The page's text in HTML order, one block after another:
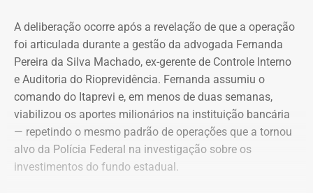
Declaração de bens de Alex Melim em 2026 — Foto:
Reprodução/Divulgacand
A deliberação ocorre após a revelação de que a operação
foi articulada durante a gestão da advogada Fernanda
Pereira da Silva Machado, ex-gerente de Controle Interno
e Auditoria do Rioprevidência. Fernanda assumiu o
comando do Itaprevi e, em menos de duas semanas,
viabilizou os aportes milionários na instituição bancária
— repetindo o mesmo padrão de operações que a tornou
alvo da Polícia Federal na investigação sobre os
investimentos do fundo estadual.